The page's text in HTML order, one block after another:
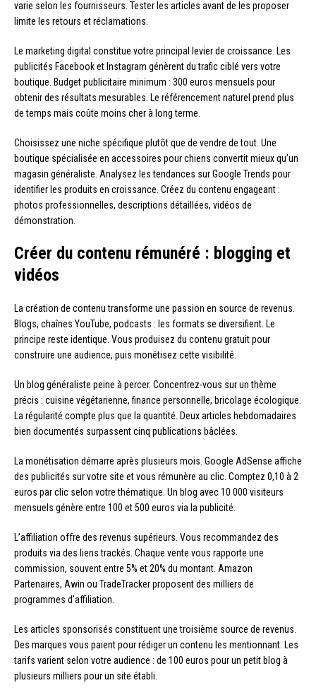
varie selon les fournisseurs. Tester les articles avant de les proposer
limite les retours et réclamations.
Le marketing digital constitue votre principal levier de croissance. Les
publicités Facebook et Instagram génèrent du trafic ciblé vers votre
boutique. Budget publicitaire minimum : 300 euros mensuels pour
obtenir des résultats mesurables. Le référencement naturel prend plus
de temps mais coûte moins cher à long terme.
Choisissez une niche spécifique plutôt que de vendre de tout. Une
boutique spécialisée en accessoires pour chiens convertit mieux qu’un
magasin généraliste. Analysez les tendances sur Google Trends pour
identifier les produits en croissance. Créez du contenu engageant :
photos professionnelles, descriptions détaillées, vidéos de
démonstration.
Créer du contenu rémunéré : blogging et
vidéos
La création de contenu transforme une passion en source de revenus.
Blogs, chaînes YouTube, podcasts : les formats se diversifient. Le
principe reste identique. Vous produisez du contenu gratuit pour
construire une audience, puis monétisez cette visibilité.
Un blog généraliste peine à percer. Concentrez-vous sur un thème
précis : cuisine végétarienne, finance personnelle, bricolage écologique.
La régularité compte plus que la quantité. Deux articles hebdomadaires
bien documentés surpassent cinq publications bâclées.
La monétisation démarre après plusieurs mois. Google AdSense affiche
des publicités sur votre site et vous rémunère au clic. Comptez 0,10 à 2
euros par clic selon votre thématique. Un blog avec 10 000 visiteurs
mensuels génère entre 100 et 500 euros via la publicité.
L’affiliation offre des revenus supérieurs. Vous recommandez des
produits via des liens trackés. Chaque vente vous rapporte une
commission, souvent entre 5% et 20% du montant. Amazon
Partenaires, Awin ou TradeTracker proposent des milliers de
programmes d’affiliation.
Les articles sponsorisés constituent une troisième source de revenus.
Des marques vous paient pour rédiger un contenu les mentionnant. Les
tarifs varient selon votre audience : de 100 euros pour un petit blog à
plusieurs milliers pour un site établi.